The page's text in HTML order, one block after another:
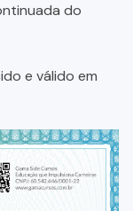
do
e válido em